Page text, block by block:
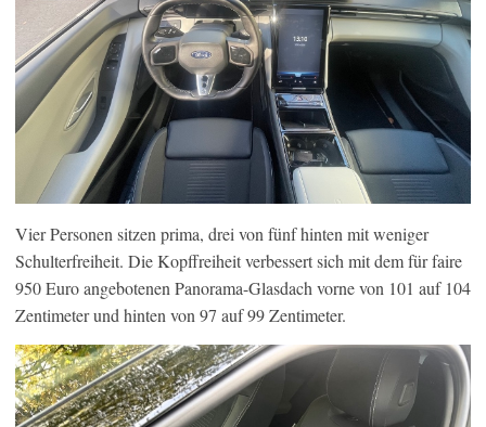
Vier Personen sitzen prima, drei von fünf hinten mit weniger
Schulterfreiheit. Die Kopffreiheit verbessert sich mit dem für faire
950 Euro angebotenen Panorama-Glasdach vorne von 101 auf 104
Zentimeter und hinten von 97 auf 99 Zentimeter.